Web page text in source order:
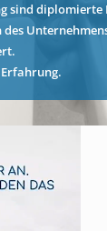
sind diplomierte